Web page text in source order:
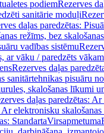
podiemRezerves
sanitārie moduļi
daļas paredzētas:
režīms, bez
vadības sistēmu
ar vāku / paredzēts vākam
Rezerves daļas
sanitārtehnikas pisuāru
skalošanas līkumi
daļas paredzētas:
Ar elektronisku
StandartaVirsapmetuma